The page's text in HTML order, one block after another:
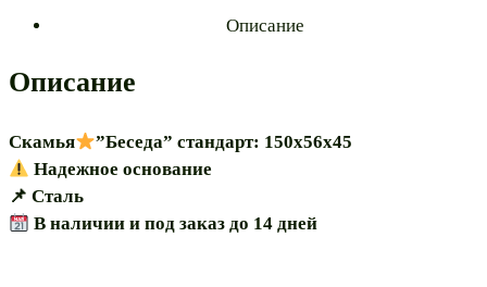
Описание
Описание
Скамья
”Беседа” стандарт: 150х56х45
Надежное основание
📌 Сталь
В наличии и под заказ до 14 дней